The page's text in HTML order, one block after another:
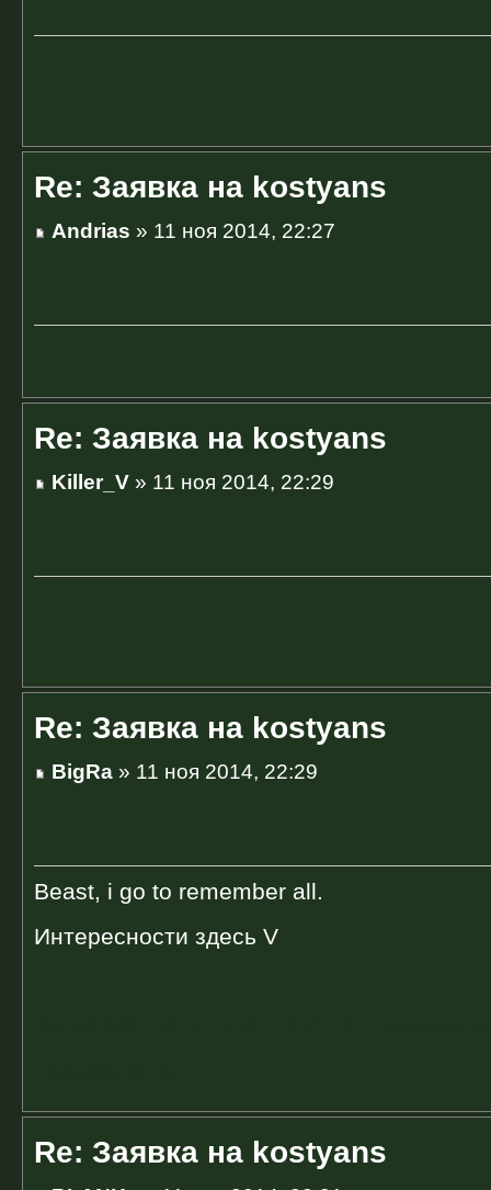
Re: Заявка на kostyans
Andrias » 11 ноя 2014, 22:27
Re: Заявка на kostyans
Killer_V » 11 ноя 2014, 22:29
Re: Заявка на kostyans
BigRa » 11 ноя 2014, 22:29
Beast, i go to remember all.
Интересности здесь V
Re: Заявка на kostyans